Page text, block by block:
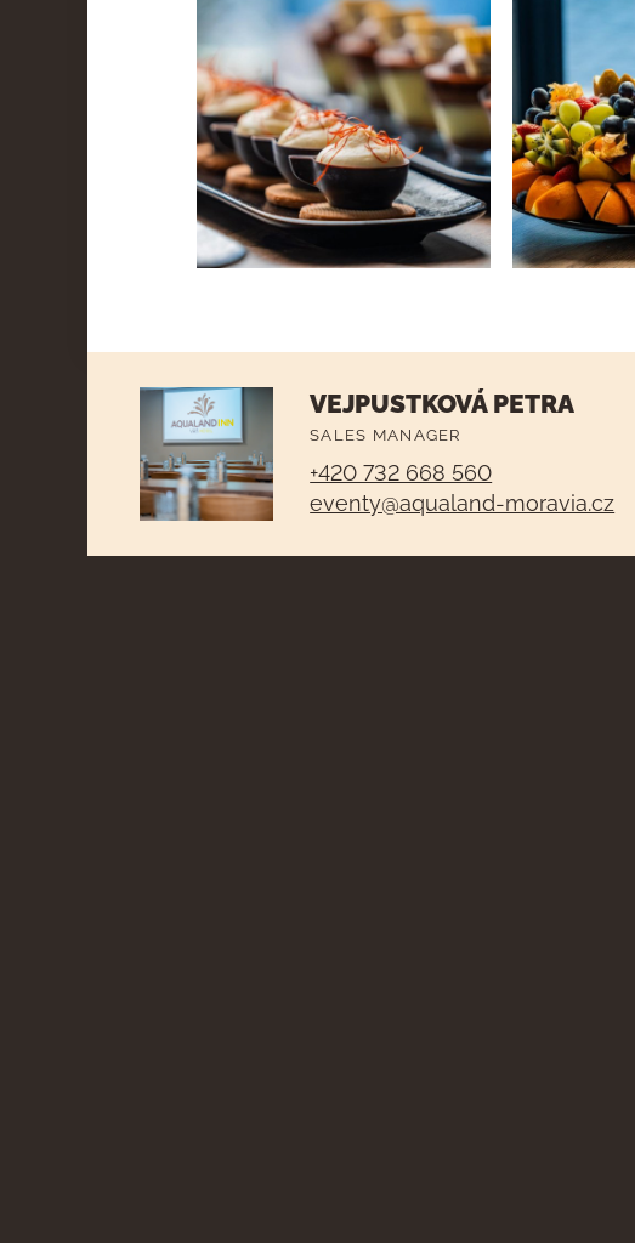
VEJPUSTKOVÁ PETRA
SALES MANAGER
+420 732 668 560
eventy@aqualand-moravia.cz